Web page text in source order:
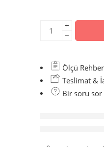
Ölçü
Teslimat &
Bir soru sor